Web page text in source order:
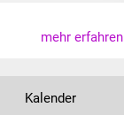
mehr erfahren
Kalender